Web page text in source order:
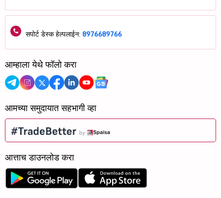
सपोर्ट डेस्क हेल्पलाईन: 8976689766
आम्हाला येथे फॉलो करा
आमच्या समुदायात सहभागी व्हा
आत्ताच डाउनलोड करा